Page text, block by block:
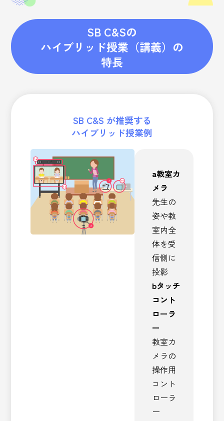
SB C&Sの
ハイブリッド授業（講義）の
特長
SB C&S が推奨する
ハイブリッド授業例
a教室カ
メラ
先生の
姿や教
室内全
体を受
信側に
投影
bタッチ
コント
ローラ
ー
教室カ
メラの
操作用
コント
ローラ
ー